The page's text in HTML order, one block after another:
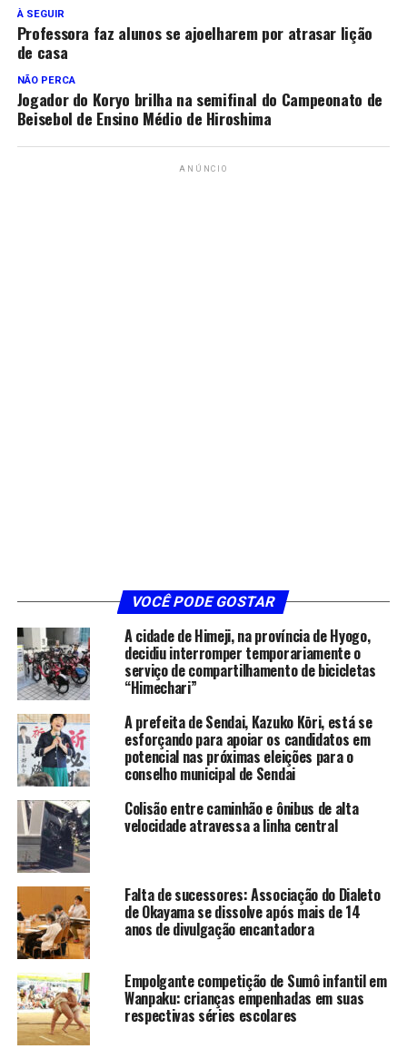
À SEGUIR
Professora faz alunos se ajoelharem por atrasar lição
de casa
NÃO PERCA
Jogador do Koryo brilha na semifinal do Campeonato de
Beisebol de Ensino Médio de Hiroshima
ANÚNCIO
VOCÊ PODE GOSTAR
A cidade de Himeji, na província de Hyogo,
decidiu interromper temporariamente o
serviço de compartilhamento de bicicletas
“Himechari”
A prefeita de Sendai, Kazuko Kōri, está se
esforçando para apoiar os candidatos em
potencial nas próximas eleições para o
conselho municipal de Sendai
Colisão entre caminhão e ônibus de alta
velocidade atravessa a linha central
Falta de sucessores: Associação do Dialeto
de Okayama se dissolve após mais de 14
anos de divulgação encantadora
Empolgante competição de Sumô infantil em
Wanpaku: crianças empenhadas em suas
respectivas séries escolares